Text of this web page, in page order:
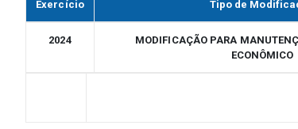
Exercício Tipo de
2024
MODIFICAÇÃO PARA
ECONÔMICO